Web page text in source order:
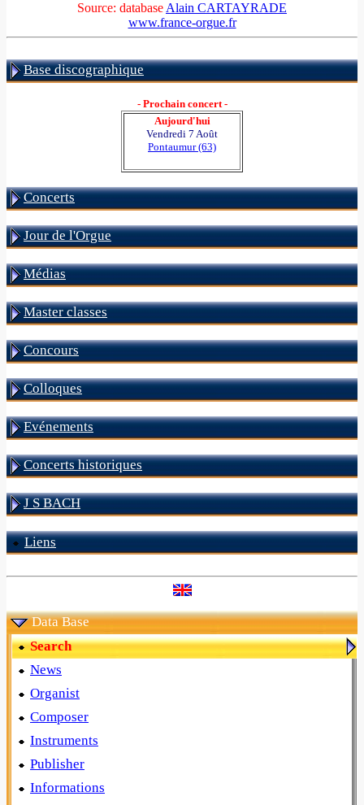
Source: database Alain CARTAYRADE
www.france-orgue.fr
Base discographique
- Prochain concert -
Aujourd'hui
Vendredi 7 Août
Pontaumur (63)
Concerts
Jour de l'Orgue
Médias
Master classes
Concours
Colloques
Evénements
Concerts historiques
J S BACH
Liens
Data Base
Search
News
Organist
Composer
Instruments
Publisher
Informations